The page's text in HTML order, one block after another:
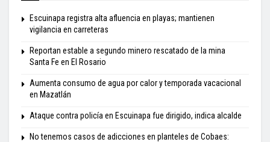
Escuinapa registra alta afluencia en playas; mantienen
vigilancia en carreteras
Reportan estable a segundo minero rescatado de la mina
Santa Fe en El Rosario
Aumenta consumo de agua por calor y temporada vacacional
en Mazatlán
Ataque contra policía en Escuinapa fue dirigido, indica alcalde
No tenemos casos de adicciones en planteles de Cobaes: